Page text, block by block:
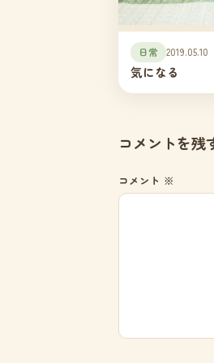
日常 2019.05.10
気になる
コメントを残
コメント ※